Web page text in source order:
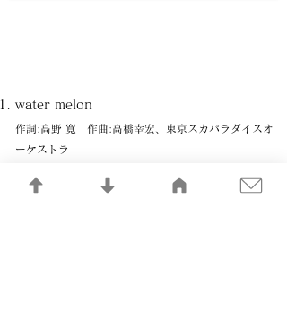
water melon
作詞:高野 寛 作曲:高橋幸宏、東京スカパラダイスオ
ーケストラ
こみあげる涙と君のために